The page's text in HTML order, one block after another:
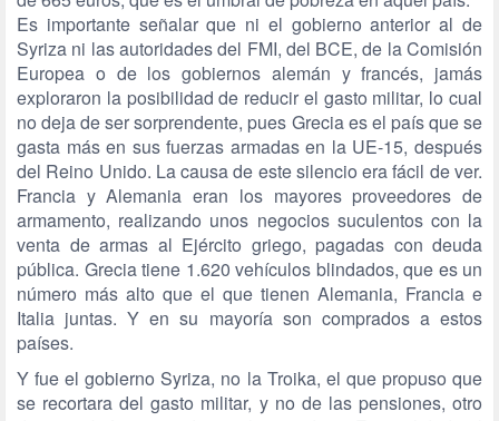
Es importante señalar que ni el gobierno anterior al de
Syriza ni las autoridades del FMI, del BCE, de la Comisión
Europea o de los gobiernos alemán y francés, jamás
exploraron la posibilidad de reducir el gasto militar, lo cual
no deja de ser sorprendente, pues Grecia es el país que se
gasta más en sus fuerzas armadas en la UE-15, después
del Reino Unido. La causa de este silencio era fácil de ver.
Francia y Alemania eran los mayores proveedores de
armamento, realizando unos negocios suculentos con la
venta de armas al Ejército griego, pagadas con deuda
pública. Grecia tiene 1.620 vehículos blindados, que es un
número más alto que el que tienen Alemania, Francia e
Italia juntas. Y en su mayoría son comprados a estos
países.
Y fue el gobierno Syriza, no la Troika, el que propuso que
se recortara del gasto militar, y no de las pensiones, otro